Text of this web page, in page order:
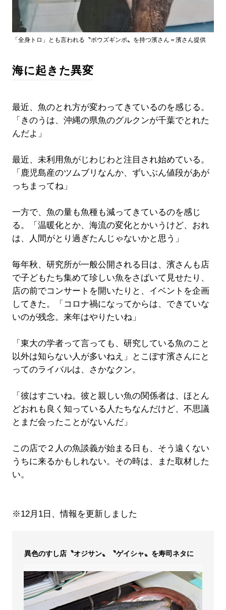
「全身トロ」とも言われる〝ボウズギンポ〟を持つ濱さん＝濱さん提供
海に起きた異変
最近、魚のとれ方が変わってきているのを感じる。
「きのうは、沖縄の県魚のグルクンが千葉でとれた
んだよ」
最近、未利用魚がじわじわと注目され始めている。
「鹿児島産のツムブリなんか、ずいぶん値段があが
っちまってね」
一方で、魚の量も魚種も減ってきているのを感じ
る。「温暖化とか、海流の変化とかいうけど、おれ
は、人間がとり過ぎたんじゃないかと思う」
毎年秋、研究所が一般公開される日は、濱さんも店
で子どもたち集めて珍しい魚をさばいて見せたり、
店の前でコンサートを開いたりと、イベントを企画
してきた。「コロナ禍になってからは、できていな
いのが残念。来年はやりたいね」
「東大の学者って言っても、研究している魚のこと
以外は知らない人が多いねえ」とこぼす濱さんにと
ってのライバルは、さかなクン。
「彼はすごいね。彼と親しい魚の関係者は、ほとん
どおれも良く知っている人たちなんだけど、不思議
とまだ会ったことがないんだ」
この店で２人の魚談義が始まる日も、そう遠くない
うちに来るかもしれない。その時は、また取材した
い。
※12月1日、情報を更新しました
異色のすし店〝オジサン〟〝ゲイシャ〟を寿司ネタに